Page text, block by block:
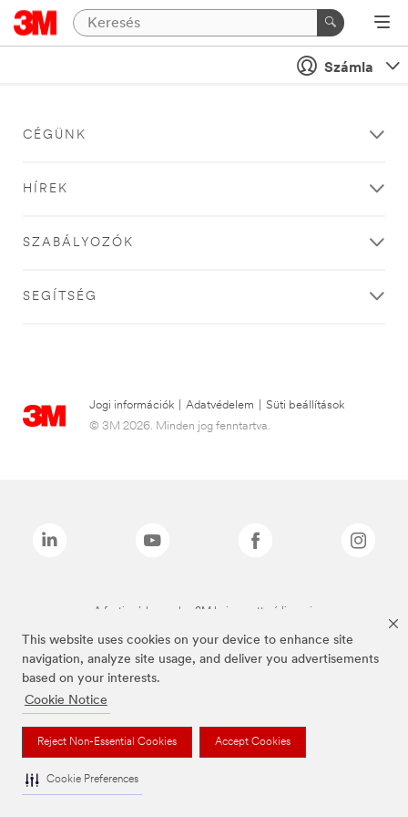
This website uses cookies on your device to enhance site
navigation, analyze site usage, and deliver you advertisements
based on your interests.
Cookie Notice
Reject Non-Essential Cookies Accept Cookies
Cookie Preferences
Számla
CÉGÜNK
HÍREK
SZABÁLYOZÓK
SEGÍTSÉG
Jogi információk Adatvédelem
Süti beállítások
© 3M 2026. Minden jog fenntartva.
A fenti márkanevek a 3M bejegyzett védjegyei.